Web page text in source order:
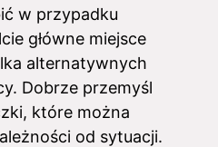
w przypadku
główne miejsce
alternatywnych
Dobrze przemyśl
które można
od sytuacji.